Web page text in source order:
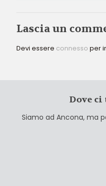
Lascia un
Devi essere connesso per
Dove
Siamo ad Ancona, ma